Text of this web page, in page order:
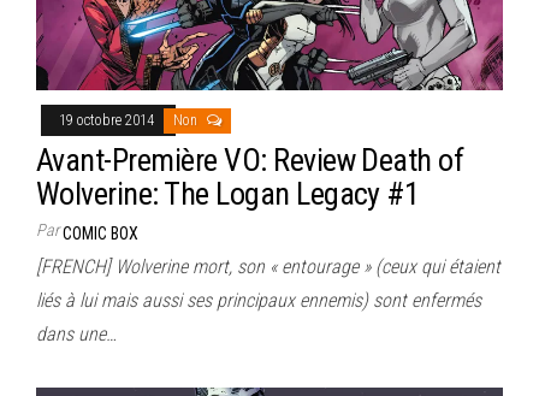
19 octobre 2014 Non
Avant-Première VO: Review Death of
Wolverine: The Logan Legacy #1
ParCOMIC BOX
[FRENCH] Wolverine mort, son « entourage » (ceux qui étaient
liés à lui mais aussi ses principaux ennemis) sont enfermés
dans une…